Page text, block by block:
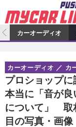
カーオーディオ
プロショップ
カーオーディオニ
その他
カスタマイズ特
カスタマイズニュ
カーグッズ
カーグッズ特集
カーグッズニュ
自動車
ニュース
アクセスランキング
カーオーディオ
プロショップに
本当に「音が
について」 取
目の写真・画像
カーオーディオ カ